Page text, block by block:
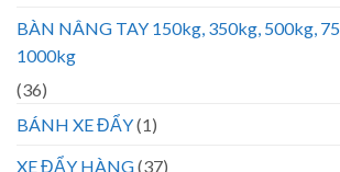
BÀN NÂNG TAY 150kg, 350kg, 500kg,
1000kg
(36)
BÁNH XE ĐẨY(1)
XE ĐẨY HÀNG(37)